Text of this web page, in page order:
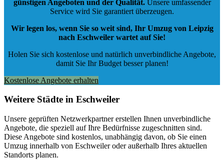
günstigen Angeboten und der Qualität.Unsere umfassender
Service wird Sie garantiert überzeugen.
Wir legen los, wenn Sie so weit sind, Ihr Umzug von Leipzig
nach Eschweiler wartet auf Sie!
Holen Sie sich kostenlose und natürlich unverbindliche Angebote,
damit Sie Ihr Budget besser planen!
Kostenlose Angebote erhalten
Weitere Städte in Eschweiler
Unsere geprüften Netzwerkpartner erstellen Ihnen unverbindliche
Angebote, die speziell auf Ihre Bedürfnisse zugeschnitten sind.
Diese Angebote sind kostenlos, unabhängig davon, ob Sie einen
Umzug innerhalb von Eschweiler oder außerhalb Ihres aktuellen
Standorts planen.